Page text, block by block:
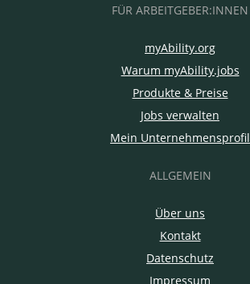
FÜR ARBEITGEBER:INNEN
myAbility.org
Warum myAbility.jobs
Produkte & Preise
Jobs verwalten
Mein Unternehmensprofil
ALLGEMEIN
Über uns
Kontakt
Datenschutz
Impressum